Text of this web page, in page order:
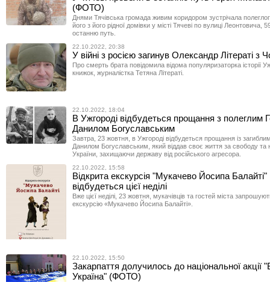
(ФОТО)
Днями Тячівська громада живим коридором зустрічала
його з його рідної домівки у місті Тячеві по вулиці Леонтовича,
останню путь.
22.10.2022, 20:38
У війні з росією загинув Олександр Літераті з
Про смерть брата повідомила відома популяризаторка історії
книжок, журналістка Тетяна Літераті.
22.10.2022, 18:04
В Ужгороді відбудеться прощання з полеглим
Данилом Богуславським
Завтра, 23 жовтня, в Ужгороді відбудеться прощання із
Данилом Богуславським, який віддав своє життя за свободу та
України, захищаючи державу від російського агресора.
22.10.2022, 15:58
Відкрита екскурсія "Мукачево Йосипа Балайті"
відбудеться цієї неділі
Вже цієї неділі, 23 жовтня, мукачівців та гостей міста
екскурсію «Мукачево Йосипа Балайті».
22.10.2022, 15:50
Закарпаття долучилось до національної акції
Україна" (ФОТО)